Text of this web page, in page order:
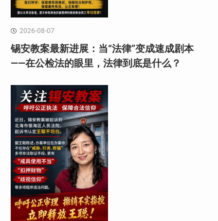
2026-08-07
锡安教案最新进展：当“法律”变成速成剧本
——在公检法的眼里，法律到底是什么？